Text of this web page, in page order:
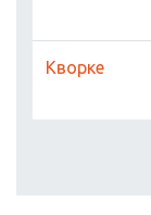
Кворке